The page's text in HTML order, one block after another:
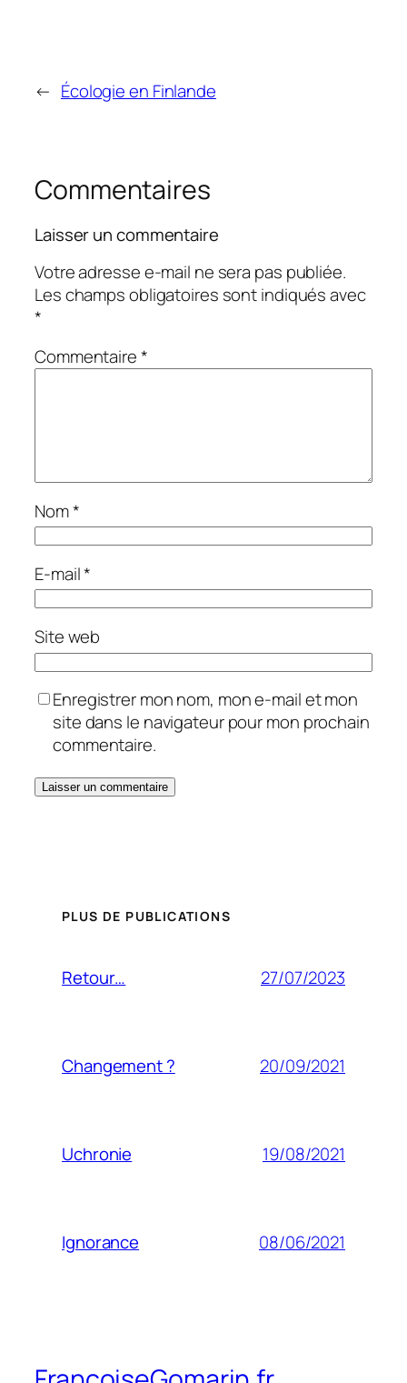
← Écologie en Finlande
Commentaires
Laisser un commentaire
Votre adresse e-mail ne sera pas publiée.
Les champs obligatoires sont indiqués avec
*
Commentaire*
Nom*
E-mail*
Site web
Enregistrer mon nom, mon e-mail et mon
site dans le navigateur pour mon prochain
commentaire.
PLUS DE PUBLICATIONS
Retour… 27/07/2023
Changement ? 20/09/2021
Uchronie 19/08/2021
Ignorance 08/06/2021